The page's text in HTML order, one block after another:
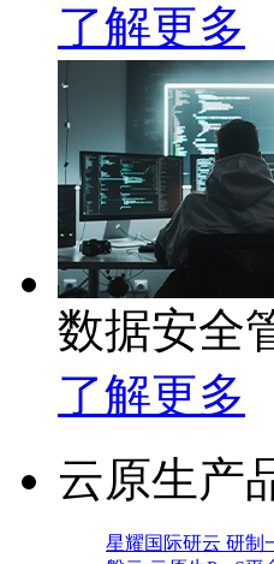
了解更多
数据安全
了解更多
云原生产
星耀国际研云 研制